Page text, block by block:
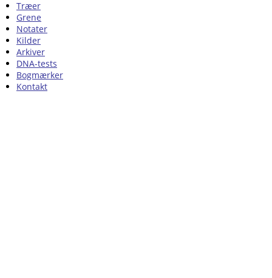
Træer
Grene
Notater
Kilder
Arkiver
DNA-tests
Bogmærker
Kontakt